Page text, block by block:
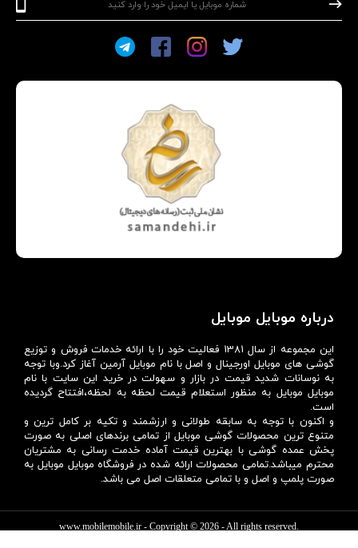
درباره موبایل موبایل
این مجموعه از سال 1381 فعالیت خود را با ارائه خدمات فروش و توزیع
گوشی های موبایل اورجینال و اصل با نام موبایل آرمین آغاز کرد.وبا توجه
به نوسانات شدید قیمت در بازار و سهولت در خرید این سایت با نام
موبایل موبایل به منظور استعلام قیمت لحظه به لحظه،افتتاح گردیده
است.
و اکنون با توجه به سابقه طولانی و ارزشمند و تکیه بر کامل ترین و
متنوع ترین محصولات گوشی موبایل از تمامی برندهای اصلی به صورت
پخش عمده گوشی با بهترین قیمت آماده خدمت رسانی به مشتریان
محترم میباشد.تمامی محصولات ارائه شده در فروشگاه موبایل موبایل به
صورت پلمپ و اصل و با تمامی متعلقات اصل می باشد.
www.mobilemobile.ir - Copyright © 2026 - All rights reserved.